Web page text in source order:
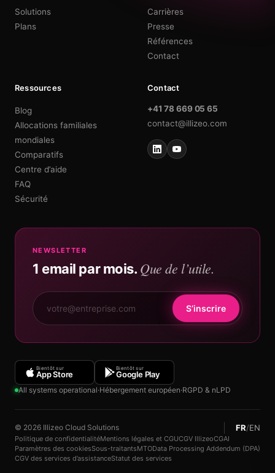
Solutions
Plans
Carrières
Presse
Références
Contact
Ressources
Blog
Allocations familiales
mondiales
Comparatifs
Centre d’aide
FAQ
Sécurité
Contact
+41 78 669 05 65
contact@illizeo.com
NEWSLETTER
1 email par mois. Que de l’utile.
S’inscrire
Bientôt sur
App Store
Bientôt sur
Google Play
All systems operational·Hébergement européen·RGPD & nLPD
© 2026 Illizeo Cloud Solutions FR/EN
Politique de confidentialitéMentions légales et CGUCGV IllizeoCGAI
Paramètres des cookiesSous-traitantsMTOData Processing Addendum (DPA)
CGV des services d’assistanceStatut des services